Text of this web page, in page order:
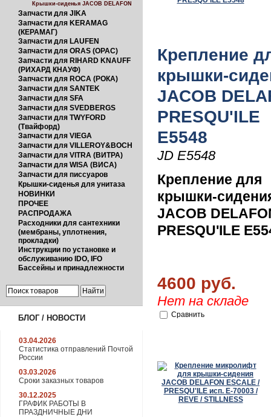
Крышки-сиденья JACOB DELAFON
Запчасти для JIKA
Запчасти для KERAMAG
(КЕРАМАГ)
Запчасти для LAUFEN
Запчасти для ORAS (ОРАС)
Запчасти для RIHARD KNAUFF
(РИХАРД КНАУФ)
Запчасти для ROCA (РОКА)
Запчасти для SANTEK
Запчасти для SFA
Запчасти для SVEDBERGS
Запчасти для TWYFORD
(Твайфорд)
Запчасти для VIEGA
Запчасти для VILLEROY&BOCH
Запчасти для VITRA (ВИТРА)
Запчасти для WISA (ВИСА)
Запчасти для писсуаров
Крышки-сиденья для унитаза
НОВИНКИ
ПРОЧЕЕ
РАСПРОДАЖА
Расходники для сантехники
(мембраны, уплотнения,
прокладки)
Инструкции по установке и
обслуживанию IDO, IFO
Бассейны и принадлежности
БЛОГ / НОВОСТИ
03.04.2026
Статистика отправлений Почтой
России
03.03.2026
Сроки заказных товаров
30.12.2025
ГРАФИК РАБОТЫ В
ПРАЗДНИЧНЫЕ ДНИ
Крепление
крышки-
JACOB
PRESQU'ILE
E5548
JD E5548
Крепление для
крышки-
JACOB
PRESQU'ILE
4600 руб.
Нет на складе
Сравнить